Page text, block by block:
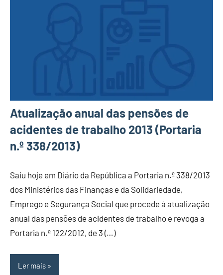
Atualização anual das pensões de
acidentes de trabalho 2013 (Portaria
n.º 338/2013)
Saiu hoje em Diário da República a Portaria n.º 338/2013
dos Ministérios das Finanças e da Solidariedade,
Emprego e Segurança Social que procede à atualização
anual das pensões de acidentes de trabalho e revoga a
Portaria n.º 122/2012, de 3 (…)
Ler mais